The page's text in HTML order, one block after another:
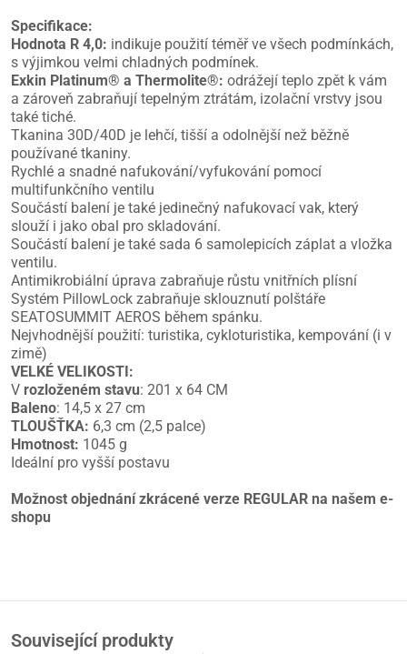
Specifikace:
Hodnota R 4,0: indikuje použití téměř ve všech podmínkách,
s výjimkou velmi chladných podmínek.
Exkin Platinum® a Thermolite®: odrážejí teplo zpět k vám
a zároveň zabraňují tepelným ztrátám, izolační vrstvy jsou
také tiché.
Tkanina 30D/40D je lehčí, tišší a odolnější než běžně
používané tkaniny.
Rychlé a snadné nafukování/vyfukování pomocí
multifunkčního ventilu
Součástí balení je také jedinečný nafukovací vak, který
slouží i jako obal pro skladování.
Součástí balení je také sada 6 samolepicích záplat a vložka
ventilu.
Antimikrobiální úprava zabraňuje růstu vnitřních plísní
Systém PillowLock zabraňuje sklouznutí polštáře
SEATOSUMMIT AEROS během spánku.
Nejvhodnější použití: turistika, cykloturistika, kempování (i v
zimě)
VELKÉ VELIKOSTI:
V rozloženém stavu: 201 x 64 CM
Baleno: 14,5 x 27 cm
TLOUŠŤKA: 6,3 cm (2,5 palce)
Hmotnost: 1045 g
Ideální pro vyšší postavu
Možnost objednání zkrácené verze REGULAR na našem e-
shopu
Související produkty